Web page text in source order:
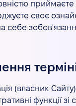
приймаєте
своє
себе
(власник
функції зі